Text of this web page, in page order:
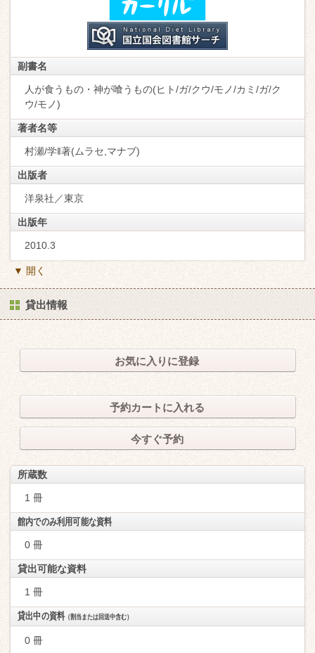
副書名
人が食うもの・神が喰うもの(ヒト/ガ/クウ/モノ/カミ/ガ/ク
ウ/モノ)
著者名等
村瀬/学‖著(ムラセ,マナブ)
出版者
洋泉社／東京
出版年
2010.3
▼ 開く
貸出情報
お気に入りに登録
予約カートに入れる
今すぐ予約
所蔵数
1 冊
館内でのみ利用可能な資料
0 冊
貸出可能な資料
1 冊
貸出中の資料（割当または回送中含む）
0 冊